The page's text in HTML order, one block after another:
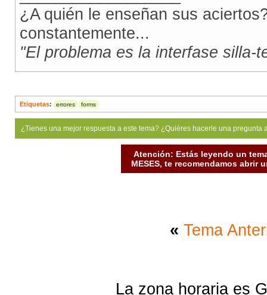
¿A quién le enseñan sus
constantemente...
"El problema es la interfase silla-
Etiquetas: errores forms
¿Tienes una mejor respuesta a este tema? ¿Quiéres hacerle una
Atención: Estás leyendo un
MESES, te recomendamos abrir
« Tema
La zona horaria es